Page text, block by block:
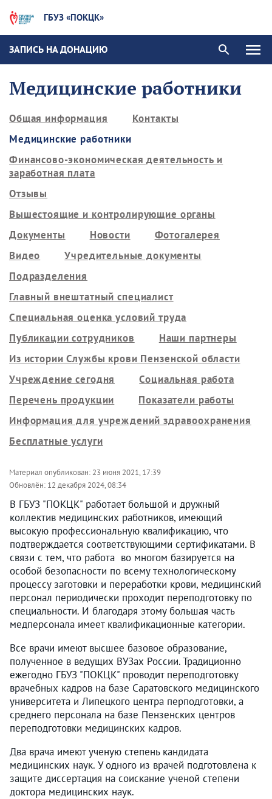
ГБУЗ «ПОКЦК»
ЗАПИСЬ НА ДОНАЦИЮ
Медицинские работники
Общая информация
Контакты
Медицинские работники
Финансово-экономическая деятельность и
заработная плата
Отзывы
Вышестоящие и контролирующие органы
Документы
Новости
Фотогалерея
Видео
Учредительные документы
Подразделения
Главный внештатный специалист
Специальная оценка условий труда
Публикации сотрудников
Наши партнеры
Из истории Службы крови Пензенской области
Учреждение сегодня
Социальная работа
Перечень продукции
Показатели работы
Информация для учреждений здравоохранения
Бесплатные услуги
Материал опубликован: 23 июня 2021, 17:39
Обновлён: 12 декабря 2024, 08:34
В ГБУЗ "ПОКЦК" работает большой и дружный
коллектив медицинских работников, имеющий
высокую профессиональную квалификацию, что
подтверждается соответствующими сертификатами. В
связи с тем, что работа во многом базируется на
особой безопасности по всему технологическому
процессу заготовки и переработки крови, медицинский
персонал периодически проходит переподготовку по
специальности. И благодаря этому большая часть
медперсонала имеет квалификационные категории.
Все врачи имеют высшее базовое образование,
полученное в ведущих ВУЗах России. Традиционно
ежегодно ГБУЗ "ПОКЦК" проводит переподготовку
врачебных кадров на базе Саратовского медицинского
университета и Липецкого центра перподготовки, а
среднего персонала на базе Пензенских центров
переподготовки медицинских кадров.
Два врача имеют ученую степень кандидата
медицинских наук. У одного из врачей подготовлена к
защите диссертация на соискание ученой степени
доктора медицинских наук.